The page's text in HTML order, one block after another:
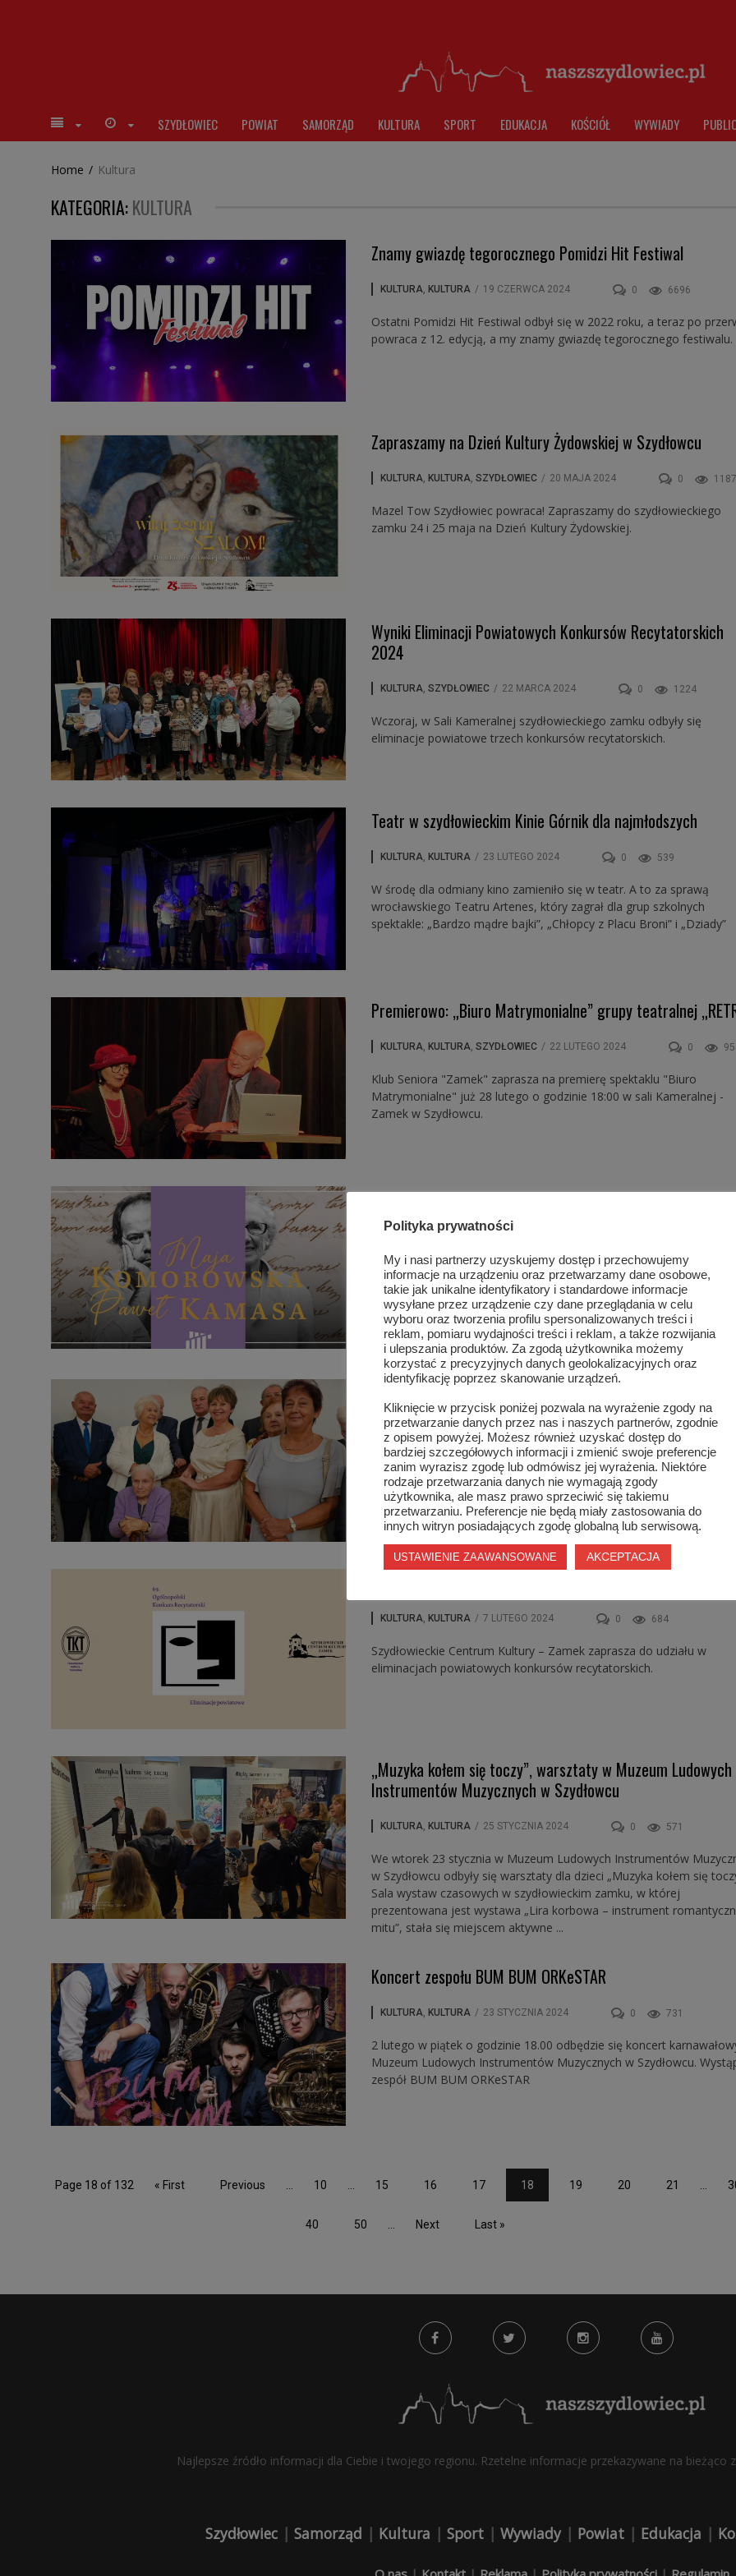
SZYDŁOWIEC POWIAT SAMORZĄD KULTURA SPORT EDUKACJA KOŚCIÓŁ WYWIADY
Home / Kultura
KATEGORIA:KULTURA
Znamy gwiazdę tegorocznego Pomidzi Hit Festiwal
KULTURA, KULTURA / 19 CZERWCA 2024 0 6696
Ostatni Pomidzi Hit Festiwal odbył się w 2022 roku, a teraz po
powraca z 12. edycją, a my znamy gwiazdę tegorocznego festiwalu.
Zapraszamy na Dzień Kultury Żydowskiej w Szydłowcu
KULTURA, KULTURA, SZYDŁOWIEC / 20 MAJA 2024 0 1187
Mazel Tow Szydłowiec powraca! Zapraszamy do szydłowieckiego
zamku 24 i 25 maja na Dzień Kultury Żydowskiej.
Wyniki Eliminacji Powiatowych Konkursów Recytatorskich
2024
KULTURA, SZYDŁOWIEC / 22 MARCA 2024 0 1224
Wczoraj, w Sali Kameralnej szydłowieckiego zamku odbyły się
eliminacje powiatowe trzech konkursów recytatorskich.
Teatr w szydłowieckim Kinie Górnik dla najmłodszych
KULTURA, KULTURA / 23 LUTEGO 2024 0 539
W środę dla odmiany kino zamieniło się w teatr. A to za sprawą
wrocławskiego Teatru Artenes, który zagrał dla grup szkolnych
spektakle: „Bardzo mądre bajki”, „Chłopcy z Placu Broni” i „Dziady”
Premierowo: „Biuro Matrymonialne” grupy teatralnej
KULTURA KULTURA SZYDŁOWIEC / 22 LUTEGO 2024 0
Klub Seniora "Zamek" zaprasza na premierę spektaklu "Biuro
Matrymonialne" już 28 lutego o godzinie 18:00 w sali Kameralnej -
Zamek w Szydłowcu.
Maja Komorowska i Paweł Kamasa – spektakl słowno-
muzyczny w Muzeum Ludowych Instrumentów
Szydłowcu
KULTURA,KULTURA / 21 LUTEGO 2024 0 750
Muzeum Ludowych Instrumentów Muzycznych w Szydłowcu
na pierwsze z muzycznych wydarzeń zaplanowanych w tym roku w
ramach cyklu „Kameralnie nad Korzeniówką”.
Debiut nowej szydłowieckiej grupy aktorskiej RETRO
KULTURA,KULTURA,SZYDŁOWIEC / 12 LUTEGO 2024 0
13 lutego o godzinie 15:00 w Szydłowieckim Centrum Kultury -
na scenie, zadebiutuje nowa grupa aktorska o nazwie RETRO, w
obsadzie znajdą się członkowie Klubu Seniora - Zamek.
KULTURA KULTURA / 7 LUTEGO 2024 0 684
Szydłowieckie Centrum Kultury – Zamek zaprasza do udziału w
eliminacjach powiatowych konkursów recytatorskich.
„Muzyka kołem się toczy”, warsztaty w Muzeum Ludowych
Instrumentów Muzycznych w Szydłowcu
KULTURA, KULTURA / 25 STYCZNIA 2024 0 571
We wtorek 23 stycznia w Muzeum Ludowych Instrumentów
w Szydłowcu odbyły się warsztaty dla dzieci „Muzyka kołem się
Sala wystaw czasowych w szydłowieckim zamku, w której
prezentowana jest wystawa „Lira korbowa – instrument
mitu”, stała się miejscem aktywne ...
Koncert zespołu BUM BUM ORKeSTAR
KULTURA, KULTURA / 23 STYCZNIA 2024 0 731
2 lutego w piątek o godzinie 18.00 odbędzie się koncert
Muzeum Ludowych Instrumentów Muzycznych w Szydłowcu.
zespół BUM BUM ORKeSTAR
Page 18 of 132 « First Previous ... 10 ... 15 16 17 18 19 20 21 ...
40 50 Next Last »
Najlepsze źródło informacji dla Ciebie i twojego regionu. Rzetelne informacje przekazywane na bieżąco
Szydłowiec | Samorząd | Kultura | Sport | Wywiady| Powiat | Edukacja |
Polityka prywatności
My i nasi partnerzy uzyskujemy dostęp i przechowujemy
informacje na urządzeniu oraz przetwarzamy dane osobowe,
takie jak unikalne identyfikatory i standardowe informacje
wysyłane przez urządzenie czy dane przeglądania w celu
wyboru oraz tworzenia profilu spersonalizowanych treści i
reklam, pomiaru wydajności treści i reklam, a także rozwijania
i ulepszania produktów. Za zgodą użytkownika możemy
korzystać z precyzyjnych danych geolokalizacyjnych oraz
identyfikację poprzez skanowanie urządzeń.
Kliknięcie w przycisk poniżej pozwala na wyrażenie zgody na
przetwarzanie danych przez nas i naszych partnerów, zgodnie
z opisem powyżej. Możesz również uzyskać dostęp do
bardziej szczegółowych informacji i zmienić swoje preferencje
zanim wyrazisz zgodę lub odmówisz jej wyrażenia. Niektóre
rodzaje przetwarzania danych nie wymagają zgody
użytkownika, ale masz prawo sprzeciwić się takiemu
przetwarzaniu. Preferencje nie będą miały zastosowania do
innych witryn posiadających zgodę globalną lub serwisową.
USTAWIENIE ZAAWANSOWANE AKCEPTACJA